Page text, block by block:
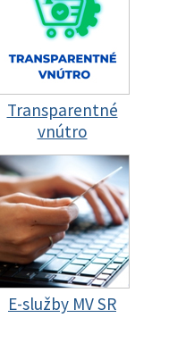
Transparentné
vnútro
E-služby MV SR